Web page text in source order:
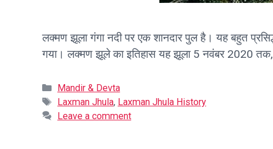
लक्मण झूला गंगा नदी पर एक शानदार पुल है। यह बहुत
गया। लक्मण झूले का इतिहास यह झूला 5 नवंबर 2020
Categories
Mandir & Devta
Tags
Laxman Jhula, Laxman Jhula History
Leave a comment